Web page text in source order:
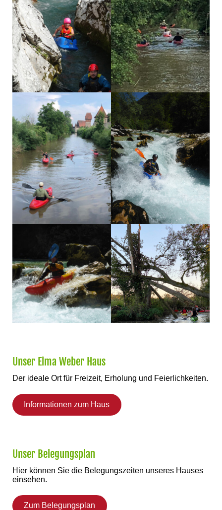
Unser Elma Weber Haus
Der ideale Ort für Freizeit, Erholung und Feierlichkeiten.
Informationen zum Haus
Unser Belegungsplan
Hier können Sie die Belegungszeiten unseres Hauses
einsehen.
Zum Belegungsplan